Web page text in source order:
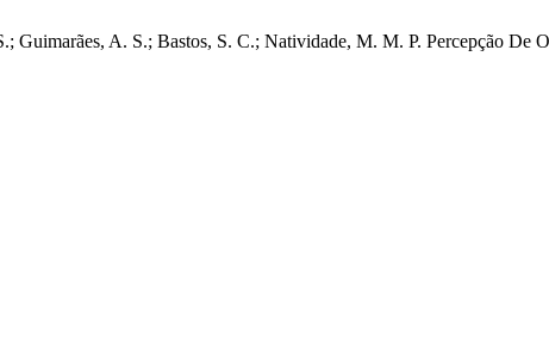
Guimarães, A. S.; Bastos, S. C.; Natividade, M. M. P. Percepção De